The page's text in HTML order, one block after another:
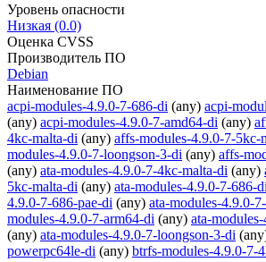
Уровень опасности
Низкая (0.0)
Оценка CVSS
Производитель ПО
Debian
Наименование ПО
acpi-modules-4.9.0-7-686-di (any) acpi-
(any) acpi-modules-4.9.0-7-amd64-di (any)
4kc-malta-di (any) affs-modules-4.9.0-7-5kc-
modules-4.9.0-7-loongson-3-di (any) affs-
(any) ata-modules-4.9.0-7-4kc-malta-di (any)
5kc-malta-di (any) ata-modules-4.9.0-7-686-di
4.9.0-7-686-pae-di (any) ata-modules-4.9.0-
modules-4.9.0-7-arm64-di (any) ata-
(any) ata-modules-4.9.0-7-loongson-3-di
powerpc64le-di (any) btrfs-modules-4.9.0-7-